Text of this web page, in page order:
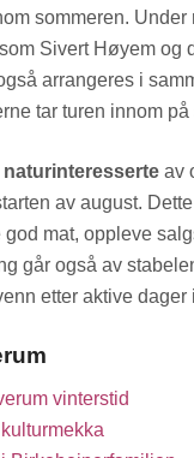
sommeren.
Sivert Høyem
arrangeres i
tar turen innom
naturinteresserte av
av august.
god mat, oppleve
går også av
etter aktive
vinterstid